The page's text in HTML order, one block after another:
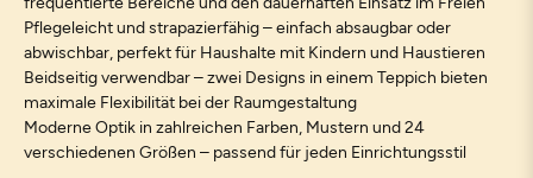
Pflegeleicht und strapazierfähig – einfach absaugbar oder
abwischbar, perfekt für Haushalte mit Kindern und Haustieren
Beidseitig verwendbar – zwei Designs in einem Teppich bieten
maximale Flexibilität bei der Raumgestaltung
Moderne Optik in zahlreichen Farben, Mustern und 24
verschiedenen Größen – passend für jeden Einrichtungsstil